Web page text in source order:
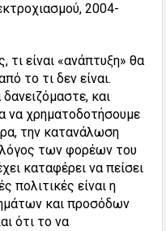
2004-
τι είναι «ανάπτυξη» θα
το τι δεν είναι.
και
να χρηματοδοτήσουμε
την κατανάλωση
των φορέων του
καταφέρει να πείσει
πολιτικές είναι η
και προσόδων
ότι το να